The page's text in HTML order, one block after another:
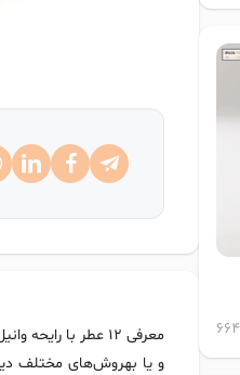
معرفی 12 عطر با رایحه وانیل
و یا بهروش‌های مختلف